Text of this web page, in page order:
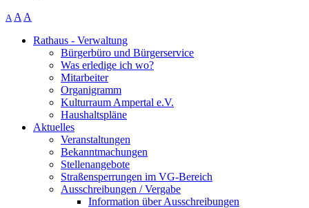
A A A
Rathaus - Verwaltung
Bürgerbüro und Bürgerservice
Was erledige ich wo?
Mitarbeiter
Organigramm
Kulturraum Ampertal e.V.
Haushaltspläne
Aktuelles
Veranstaltungen
Bekanntmachungen
Stellenangebote
Straßensperrungen im VG-Bereich
Ausschreibungen / Vergabe
Information über Ausschreibungen